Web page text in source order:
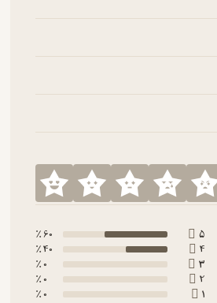
5
60 ٪
4
40 ٪
3
0 ٪
2
0 ٪
1
0 ٪